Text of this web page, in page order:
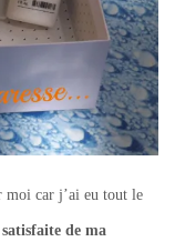
moi car j’ai eu tout le
de ma